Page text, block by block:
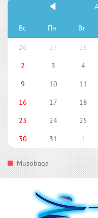
Вс Пн Вт
26 27 28
2
3 4
9
10 11
16
17 18
23
24 25
30
31 1
Musobaqa